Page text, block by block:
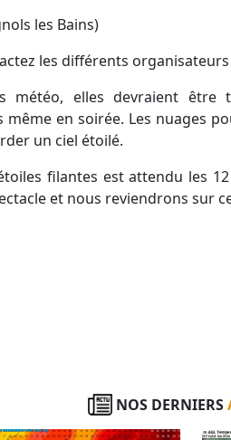
les Bains)
les différents
même en soirée. Les nuages
un ciel étoilé.
et nous reviendrons sur
NOS DERNIERS